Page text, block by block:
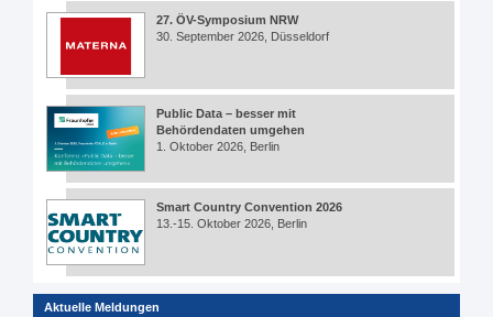
27. ÖV-Symposium NRW
30. September 2026, Düsseldorf
Public Data – besser mit
Behördendaten umgehen
1. Oktober 2026, Berlin
Smart Country Convention 2026
13.-15. Oktober 2026, Berlin
Aktuelle Meldungen